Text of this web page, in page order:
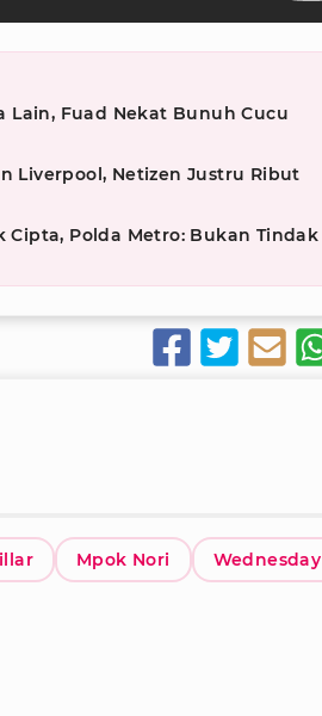
Lain, Fuad Nekat Bunuh Cucu
Liverpool, Netizen Justru Ribut
Cipta, Polda Metro: Bukan Tindak
Mpok Nori Wednesday